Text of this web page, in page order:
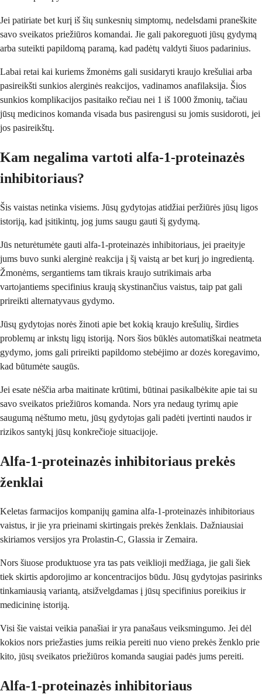
Jei patiriate bet kurį iš šių sunkesnių simptomų, nedelsdami praneškite
savo sveikatos priežiūros komandai. Jie gali pakoreguoti jūsų gydymą
arba suteikti papildomą paramą, kad padėtų valdyti šiuos padarinius.
Labai retai kai kuriems žmonėms gali susidaryti kraujo krešuliai arba
pasireikšti sunkios alerginės reakcijos, vadinamos anafilaksija. Šios
sunkios komplikacijos pasitaiko rečiau nei 1 iš 1000 žmonių, tačiau
jūsų medicinos komanda visada bus pasirengusi su jomis susidoroti, jei
jos pasireikštų.
Kam negalima vartoti alfa-1-proteinazės
inhibitoriaus?
Šis vaistas netinka visiems. Jūsų gydytojas atidžiai peržiūrės jūsų ligos
istoriją, kad įsitikintų, jog jums saugu gauti šį gydymą.
Jūs neturėtumėte gauti alfa-1-proteinazės inhibitoriaus, jei praeityje
jums buvo sunki alerginė reakcija į šį vaistą ar bet kurį jo ingredientą.
Žmonėms, sergantiems tam tikrais kraujo sutrikimais arba
vartojantiems specifinius kraują skystinančius vaistus, taip pat gali
prireikti alternatyvaus gydymo.
Jūsų gydytojas norės žinoti apie bet kokią kraujo krešulių, širdies
problemų ar inkstų ligų istoriją. Nors šios būklės automatiškai neatmeta
gydymo, joms gali prireikti papildomo stebėjimo ar dozės koregavimo,
kad būtumėte saugūs.
Jei esate nėščia arba maitinate krūtimi, būtinai pasikalbėkite apie tai su
savo sveikatos priežiūros komanda. Nors yra nedaug tyrimų apie
saugumą nėštumo metu, jūsų gydytojas gali padėti įvertinti naudos ir
rizikos santykį jūsų konkrečioje situacijoje.
Alfa-1-proteinazės inhibitoriaus prekės
ženklai
Keletas farmacijos kompanijų gamina alfa-1-proteinazės inhibitoriaus
vaistus, ir jie yra prieinami skirtingais prekės ženklais. Dažniausiai
skiriamos versijos yra Prolastin-C, Glassia ir Zemaira.
Nors šiuose produktuose yra tas pats veiklioji medžiaga, jie gali šiek
tiek skirtis apdorojimo ar koncentracijos būdu. Jūsų gydytojas pasirinks
tinkamiausią variantą, atsižvelgdamas į jūsų specifinius poreikius ir
medicininę istoriją.
Visi šie vaistai veikia panašiai ir yra panašaus veiksmingumo. Jei dėl
kokios nors priežasties jums reikia pereiti nuo vieno prekės ženklo prie
kito, jūsų sveikatos priežiūros komanda saugiai padės jums pereiti.
Alfa-1-proteinazės inhibitoriaus